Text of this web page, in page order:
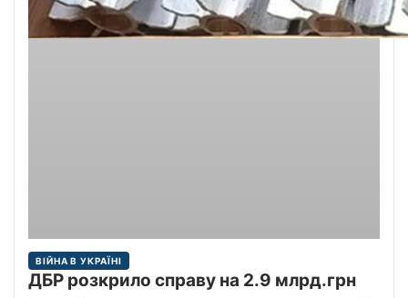
ВІЙНА В УКРАЇНІ
ДБР розкрило справу на 2.9 млрд.грн